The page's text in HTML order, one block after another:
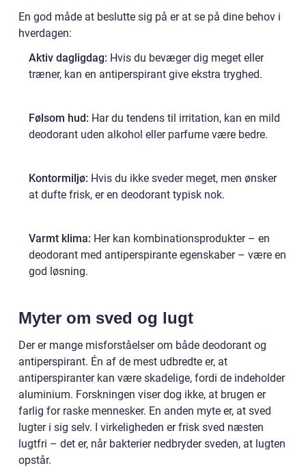
En god måde at beslutte sig på er at se på dine behov i
hverdagen:
Aktiv dagligdag: Hvis du bevæger dig meget eller
træner, kan en antiperspirant give ekstra tryghed.
Følsom hud: Har du tendens til irritation, kan en mild
deodorant uden alkohol eller parfume være bedre.
Kontormiljø: Hvis du ikke sveder meget, men ønsker
at dufte frisk, er en deodorant typisk nok.
Varmt klima: Her kan kombinationsprodukter – en
deodorant med antiperspirante egenskaber – være en
god løsning.
Myter om sved og lugt
Der er mange misforståelser om både deodorant og
antiperspirant. Én af de mest udbredte er, at
antiperspiranter kan være skadelige, fordi de indeholder
aluminium. Forskningen viser dog ikke, at brugen er
farlig for raske mennesker. En anden myte er, at sved
lugter i sig selv. I virkeligheden er frisk sved næsten
lugtfri – det er, når bakterier nedbryder sveden, at lugten
opstår.